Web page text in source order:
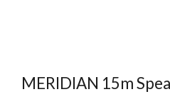
MERIDIAN 15m